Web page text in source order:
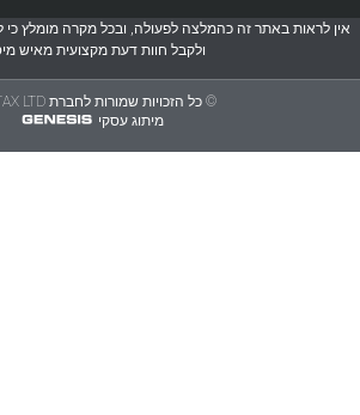
לראות באתר זה כהמלצה לפעולה, ובכל מקרה מומלץ כי לפני
ולקבל חוות דעת מקצועית מאיש מיסים
© כל הזכויות שמורות לחברת G.A.TAX LTD
מיתוג עסקי